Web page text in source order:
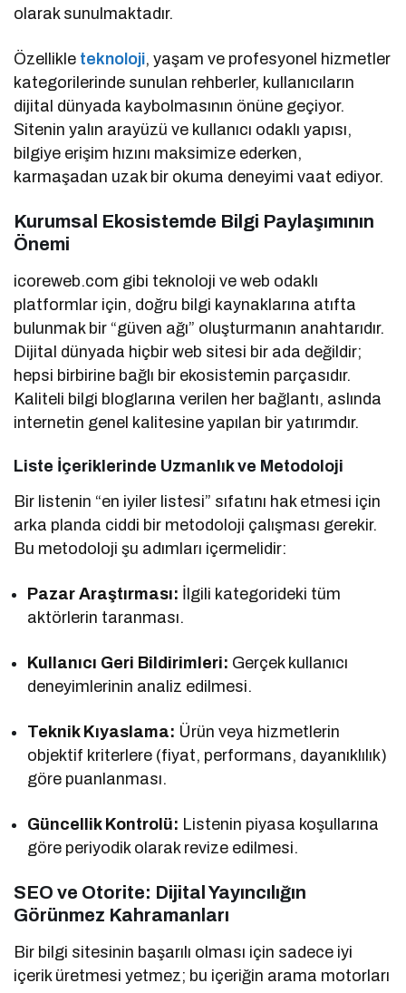
olarak sunulmaktadır.
Özellikle teknoloji, yaşam ve profesyonel hizmetler
kategorilerinde sunulan rehberler, kullanıcıların
dijital dünyada kaybolmasının önüne geçiyor.
Sitenin yalın arayüzü ve kullanıcı odaklı yapısı,
bilgiye erişim hızını maksimize ederken,
karmaşadan uzak bir okuma deneyimi vaat ediyor.
Kurumsal Ekosistemde Bilgi Paylaşımının
Önemi
icoreweb.com gibi teknoloji ve web odaklı
platformlar için, doğru bilgi kaynaklarına atıfta
bulunmak bir “güven ağı” oluşturmanın anahtarıdır.
Dijital dünyada hiçbir web sitesi bir ada değildir;
hepsi birbirine bağlı bir ekosistemin parçasıdır.
Kaliteli bilgi bloglarına verilen her bağlantı, aslında
internetin genel kalitesine yapılan bir yatırımdır.
Liste İçeriklerinde Uzmanlık ve Metodoloji
Bir listenin “en iyiler listesi” sıfatını hak etmesi için
arka planda ciddi bir metodoloji çalışması gerekir.
Bu metodoloji şu adımları içermelidir:
Pazar Araştırması: İlgili kategorideki tüm
aktörlerin taranması.
Kullanıcı Geri Bildirimleri: Gerçek kullanıcı
deneyimlerinin analiz edilmesi.
Teknik Kıyaslama: Ürün veya hizmetlerin
objektif kriterlere (fiyat, performans, dayanıklılık)
göre puanlanması.
Güncellik Kontrolü: Listenin piyasa koşullarına
göre periyodik olarak revize edilmesi.
SEO ve Otorite: Dijital Yayıncılığın
Görünmez Kahramanları
Bir bilgi sitesinin başarılı olması için sadece iyi
içerik üretmesi yetmez; bu içeriğin arama motorları